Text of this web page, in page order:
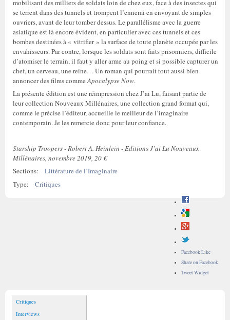
mobilisant des milliers de soldats loin de chez eux, face à des insectes qui
se terrent dans des tunnels et trompent l’ennemi en envoyant de simples
ouvriers, avant de leur tomber dessus. Le parallélisme avec la guerre
asiatique est là encore évident, en particulier avec ces tunnels et ces
bombes destinées à « vitrifier » la surface de toute planète occupée par les
envahisseurs. Par contre, lorsque les soldats sont faits prisonniers, difficile
d’atomiser le terrain, il faut y aller arme au poing et si possible capturer un
chef, un cerveau, une reine… Un roman qui pourrait tout aussi bien
annoncer des films commeApocalypse Now.
La présente édition est une réimpression chez J’ai Lu, faisant partie de
leur collection Nouveaux Millénaires, une collection grand format qui,
comme le précise l’éditeur, accueille le meilleur de l’imaginaire
contemporain. Je les remercie donc pour leur confiance.
Starship Troopers - Robert A. Heinlein - Editions J’ai Lu Nouveaux
Millénaires, novembre 2019, 20 €
Sections:
Littérature de l’Imaginaire
Type:
Critiques
Facebook Like
Share on Facebook
Tweet Widget
Critiques
Interviews